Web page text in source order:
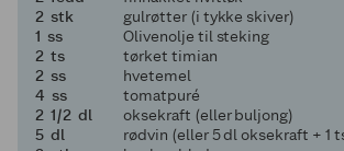
2
2 stk
gulrøtter (i tykke skiver)
11 ss
Olivenolje til steking
2
2 ts
tørket timian
2
2 ss
hvetemel
4
4 ss
tomatpuré
2 og en halv
2 1/2 dl
oksekraft (eller buljong)
5
5 dl
rødvin (eller 5 dl oksekraft + 1